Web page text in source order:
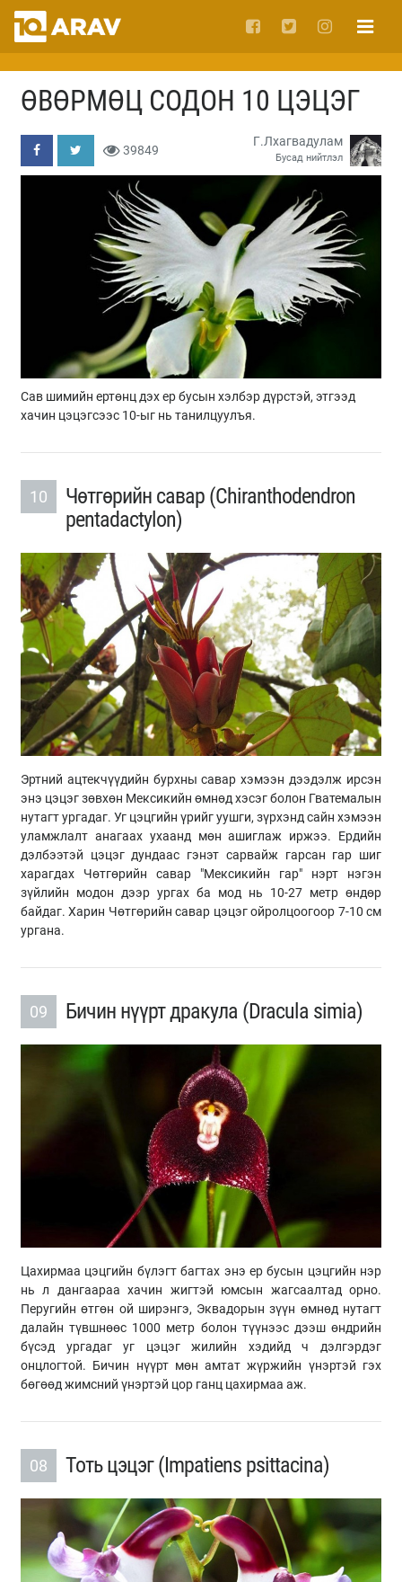
ӨВӨРМӨЦ СОДОН 10 ЦЭЦЭГ
39849
Г.Лхагвадулам
Бусад нийтлэл
Сав шимийн ертөнц дэх ер бусын хэлбэр дүрстэй, этгээд
хачин цэцэгсээс 10-ыг нь танилцуулъя.
10
Чөтгөрийн савар (Chiranthodendron
pentadactylon)
Эртний ацтекчүүдийн бурхны савар хэмээн дээдэлж ирсэн
энэ цэцэг зөвхөн Мексикийн өмнөд хэсэг болон Гватемалын
нутагт ургадаг. Уг цэцгийн үрийг уушги, зүрхэнд сайн хэмээн
уламжлалт анагаах ухаанд мөн ашиглаж иржээ. Ердийн
дэлбээтэй цэцэг дундаас гэнэт сарвайж гарсан гар шиг
харагдах Чөтгөрийн савар "Мексикийн гар" нэрт нэгэн
зүйлийн модон дээр ургах ба мод нь 10-27 метр өндөр
байдаг. Харин Чөтгөрийн савар цэцэг ойролцоогоор 7-10 см
ургана.
09 Бичин нүүрт дракула (Dracula simia)
Цахирмаа цэцгийн бүлэгт багтах энэ ер бусын цэцгийн нэр
нь л дангаараа хачин жигтэй юмсын жагсаалтад орно.
Перугийн өтгөн ой ширэнгэ, Эквадорын зүүн өмнөд нутагт
далайн түвшнөөс 1000 метр болон түүнээс дээш өндрийн
бүсэд ургадаг уг цэцэг жилийн хэдийд ч дэлгэрдэг
онцлогтой. Бичин нүүрт мөн амтат жүржийн үнэртэй гэх
бөгөөд жимсний үнэртэй цор ганц цахирмаа аж.
08 Тоть цэцэг (Impatiens psittacina)